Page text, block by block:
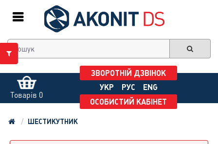
Товарів 0
ЗВОРОТНІЙ ДЗВІНОК
УКР
РУС
ENG
ОСОБИСТИЙ КАБІНЕТ
ШЕСТИКУТНИК